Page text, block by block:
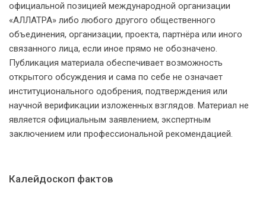
официальной позицией международной организации
«АЛЛАТРА» либо любого другого общественного
объединения, организации, проекта, партнёра или иного
связанного лица, если иное прямо не обозначено.
Публикация материала обеспечивает возможность
открытого обсуждения и сама по себе не означает
институционального одобрения, подтверждения или
научной верификации изложенных взглядов. Материал не
является официальным заявлением, экспертным
заключением или профессиональной рекомендацией.
Калейдоскоп фактов